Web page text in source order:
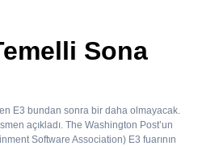
Sona
E3 bundan sonra bir daha olmayacak.
açıkladı. The Washington Post’un
Software Association) E3 fuarının